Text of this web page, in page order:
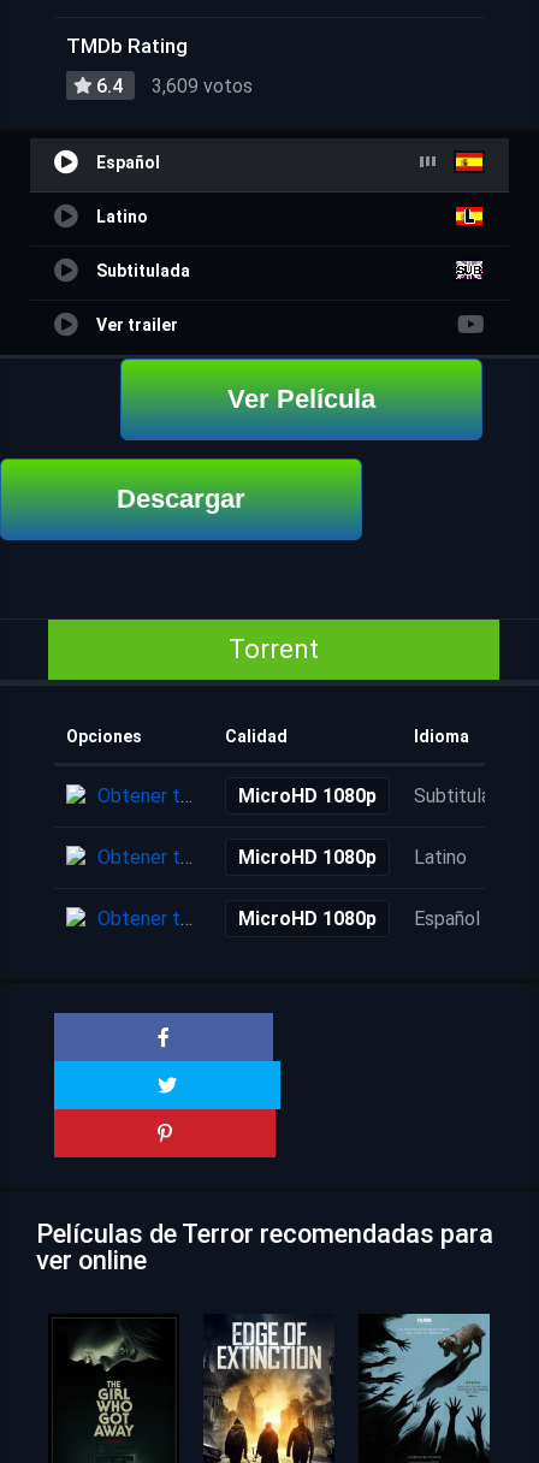
TMDb Rating
6.4 3,609 votos
Español
Latino
Subtitulada
Ver trailer
Ver Película
Descargar
Torrent
Opciones Calidad Idioma
Obtener torrent MicroHD 1080p Subtitulada
Obtener torrent MicroHD 1080p Latino
Obtener torrent MicroHD 1080p Español
Películas de Terror recomendadas para
ver online